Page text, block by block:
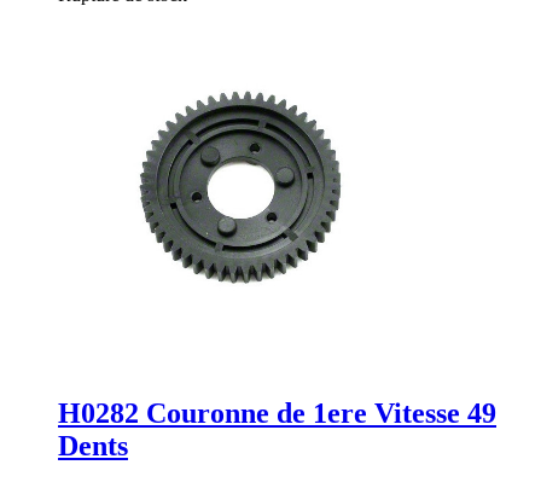
H0282 Couronne de 1ere Vitesse 49
Dents